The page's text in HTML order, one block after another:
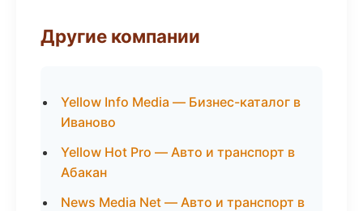
Другие компании
Yellow Info Media — Бизнес-каталог в
Иваново
Yellow Hot Pro — Авто и транспорт в
Абакан
News Media Net — Авто и транспорт в